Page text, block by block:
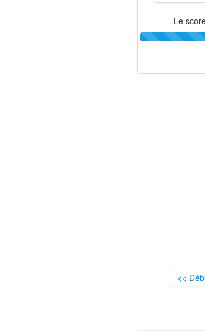
Le
<<